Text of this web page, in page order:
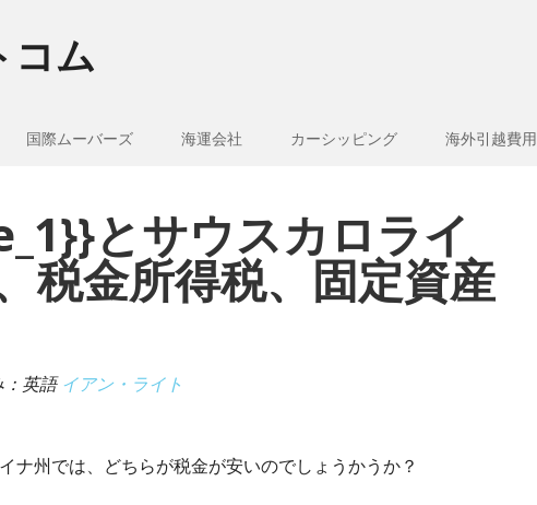
コム
国際ムーバーズ 海運会社 カーシッピング 海外引越費用
とサウスカロライ
税金所得税、固定資産
：英語イアン・ライト
ナ州では、どちらが税金が安いのでしょうかうか？